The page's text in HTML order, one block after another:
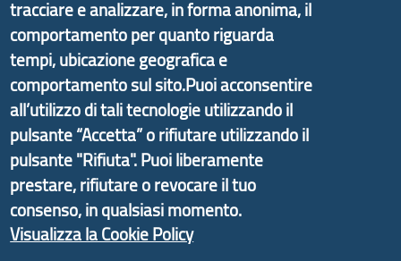
Il portale di marketing territoriale e sviluppo locale
di Genova Città Metropolitana si è sviluppato a
partire dal progetto nazionale Aree Interne
promosso dal Dipartimento per lo Sviluppo
Economico e finalizzato al rilancio socio-economico
delle valli dell’entroterra. In particolare fornisce
informazioni ed aggiornamenti sulla
d'Area Antola-Tigullio, in collaborazione con Regione
Liguria ed ANCI Liguria.
tracciare e analizzare, in forma anonima, il
comportamento per quanto riguarda
tempi, ubicazione geografica e
comportamento sul sito.Puoi acconsentire
all’utilizzo di tali tecnologie utilizzando il
pulsante “Accetta” o rifiutare utilizzando il
pulsante "Rifiuta". Puoi liberamente
prestare, rifiutare o revocare il tuo
consenso, in qualsiasi momento.
Visualizza la Cookie Policy